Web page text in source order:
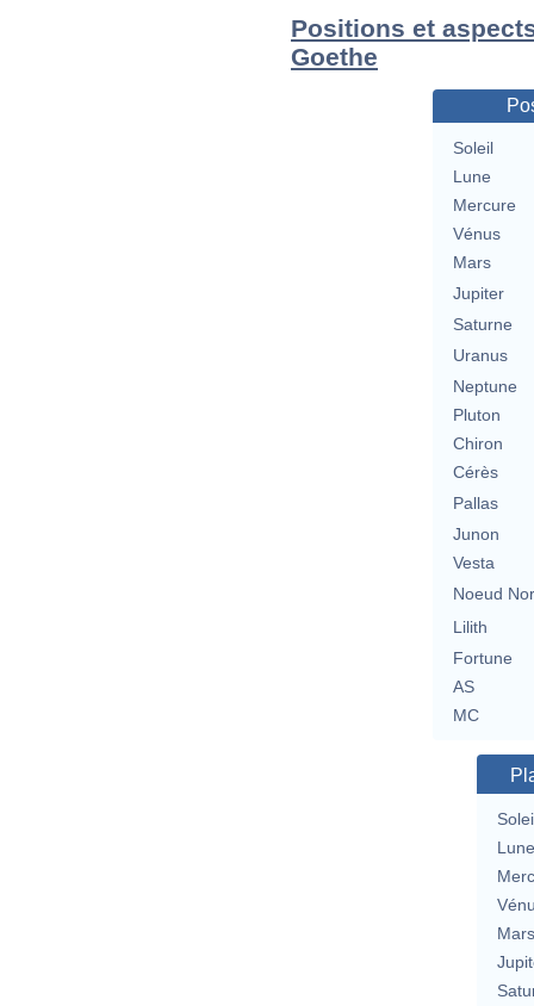
Positions et
Goethe
Soleil
Lune
Mercure
Vénus
Mars
Jupiter
Saturne
Uranus
Neptune
Pluton
Chiron
Cérès
Pallas
Junon
Vesta
Noeud
Lilith
Fortune
AS
MC
Lune
Mars